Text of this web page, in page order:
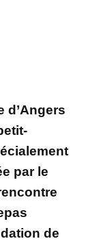
d’Angers
par le
de